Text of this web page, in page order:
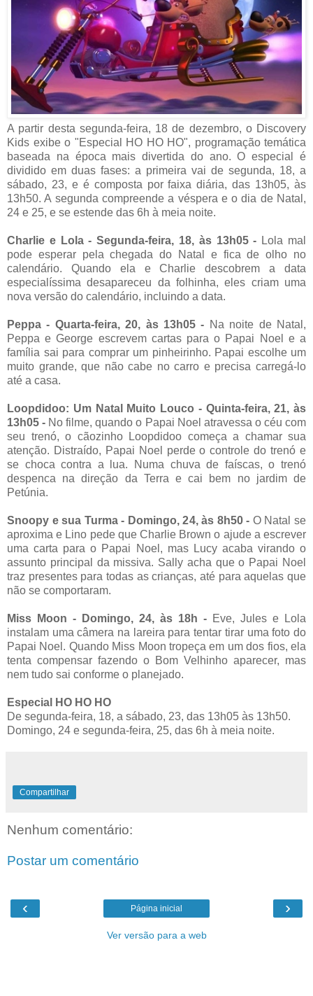
A partir desta segunda-feira, 18 de dezembro, o Discovery
Kids exibe o "Especial HO HO HO", programação temática
baseada na época mais divertida do ano. O especial é
dividido em duas fases: a primeira vai de segunda, 18, a
sábado, 23, e é composta por faixa diária, das 13h05, às
13h50. A segunda compreende a véspera e o dia de Natal,
24 e 25, e se estende das 6h à meia noite.
Charlie e Lola - Segunda-feira, 18, às 13h05 - Lola mal
pode esperar pela chegada do Natal e fica de olho no
calendário. Quando ela e Charlie descobrem a data
especialíssima desapareceu da folhinha, eles criam uma
nova versão do calendário, incluindo a data.
Peppa - Quarta-feira, 20, às 13h05 - Na noite de Natal,
Peppa e George escrevem cartas para o Papai Noel e a
família sai para comprar um pinheirinho. Papai escolhe um
muito grande, que não cabe no carro e precisa carregá-lo
até a casa.
Loopdidoo: Um Natal Muito Louco - Quinta-feira, 21, às
13h05 - No filme, quando o Papai Noel atravessa o céu com
seu trenó, o cãozinho Loopdidoo começa a chamar sua
atenção. Distraído, Papai Noel perde o controle do trenó e
se choca contra a lua. Numa chuva de faíscas, o trenó
despenca na direção da Terra e cai bem no jardim de
Petúnia.
Snoopy e sua Turma - Domingo, 24, às 8h50 - O Natal se
aproxima e Lino pede que Charlie Brown o ajude a escrever
uma carta para o Papai Noel, mas Lucy acaba virando o
assunto principal da missiva. Sally acha que o Papai Noel
traz presentes para todas as crianças, até para aquelas que
não se comportaram.
Miss Moon - Domingo, 24, às 18h - Eve, Jules e Lola
instalam uma câmera na lareira para tentar tirar uma foto do
Papai Noel. Quando Miss Moon tropeça em um dos fios, ela
tenta compensar fazendo o Bom Velhinho aparecer, mas
nem tudo sai conforme o planejado.
Especial HO HO HO
De segunda-feira, 18, a sábado, 23, das 13h05 às 13h50.
Domingo, 24 e segunda-feira, 25, das 6h à meia noite.
Compartilhar
Nenhum comentário:
Postar um comentário
‹ ›
Página inicial
Ver versão para a web